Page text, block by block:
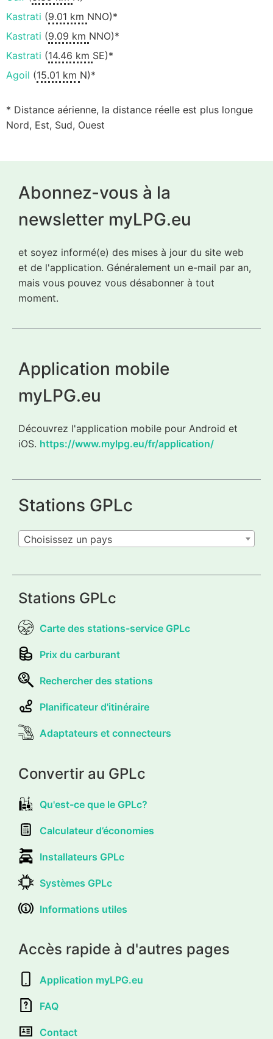
Kastrati (9.01 km NNO)*
Kastrati (9.09 km NNO)*
Kastrati (14.46 km SE)*
Agoil (15.01 km N)*
* Distance aérienne, la distance réelle est plus longue
Nord, Est, Sud, Ouest
Abonnez-vous à la
newsletter myLPG.eu
et soyez informé(e) des mises à jour du site web
et de l'application. Généralement un e-mail par an,
mais vous pouvez vous désabonner à tout
moment.
Application mobile
myLPG.eu
Découvrez l'application mobile pour Android et
iOS. https://www.mylpg.eu/fr/application/
Stations GPLc
Choisissez un pays
Stations GPLc
Carte des stations-service GPLc
Prix du carburant
Rechercher des stations
Planificateur d'itinéraire
Adaptateurs et connecteurs
Convertir au GPLc
Qu'est-ce que le GPLc?
Calculateur d’économies
Installateurs GPLc
Systèmes GPLc
Informations utiles
Accès rapide à d'autres pages
Application myLPG.eu
FAQ
Contact